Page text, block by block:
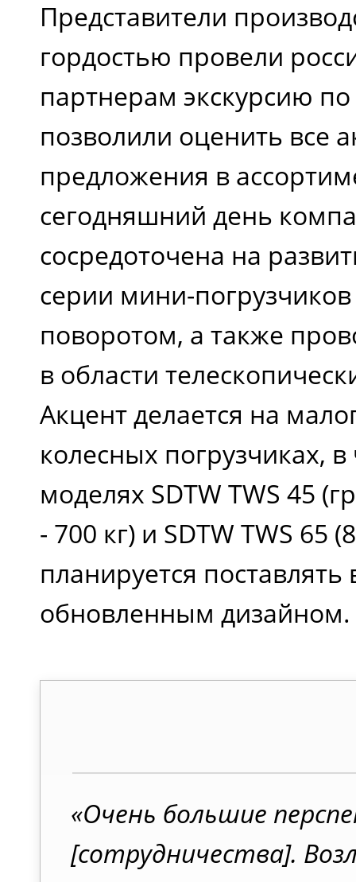
Представители
гордостью провели
партнерам экскурсию
позволили оценить все
предложения в
сегодняшний день
сосредоточена на
серии мини-
поворотом, а также
в области
Акцент делается на
колесных погрузчиках, в
моделях SDTW TWS 45
- 700 кг) и SDTW TWS 65
планируется поставлять
обновленным дизайном.
«Очень большие
[сотрудничества].